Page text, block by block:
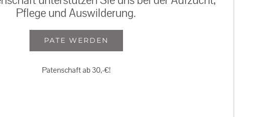
Pflege und Auswilderung.
PATE WERDEN
Patenschaft ab 30,-€!